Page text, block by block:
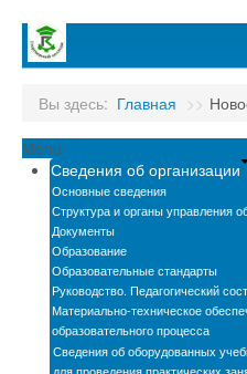
Студенту
Новости
Бассейн
Автошкола
Мастерские
Вы здесь: Главная >>
Menu
Сведения об организации
Основные сведения
Структура и органы управления
Документы
Образование
Образовательные стандарты
Руководство. Педагогический
Материально-техническое
образовательного процесса
Сведения об оборудованных